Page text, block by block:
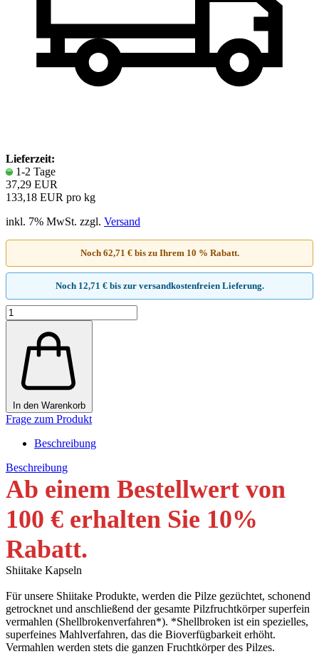
Lieferzeit:
1-2 Tage
37,29 EUR
133,18 EUR pro kg
inkl. 7% MwSt. zzgl. Versand
Noch 62,71 € bis zu Ihrem 10 % Rabatt.
Noch 12,71 € bis zur versandkostenfreien Lieferung.
In den Warenkorb
Frage zum Produkt
Beschreibung
Beschreibung
Ab einem Bestellwert von
100 € erhalten Sie 10%
Rabatt.
Shiitake Kapseln
Für unsere Shiitake Produkte, werden die Pilze gezüchtet, schonend
getrocknet und anschließend der gesamte Pilzfruchtkörper superfein
vermahlen (Shellbrokenverfahren*). *Shellbroken ist ein spezielles,
superfeines Mahlverfahren, das die Bioverfügbarkeit erhöht.
Vermahlen werden stets die ganzen Fruchtkörper des Pilzes.